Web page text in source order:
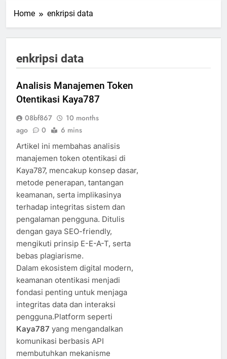
Home enkripsi data
enkripsi data
Analisis Manajemen Token
Otentikasi Kaya787
08bf867
10 months
ago
0 6 mins
Artikel ini membahas analisis
manajemen token otentikasi di
Kaya787, mencakup konsep dasar,
metode penerapan, tantangan
keamanan, serta implikasinya
terhadap integritas sistem dan
pengalaman pengguna. Ditulis
dengan gaya SEO-friendly,
mengikuti prinsip E-E-A-T, serta
bebas plagiarisme.
Dalam ekosistem digital modern,
keamanan otentikasi menjadi
fondasi penting untuk menjaga
integritas data dan interaksi
pengguna.Platform seperti
Kaya787 yang mengandalkan
komunikasi berbasis API
membutuhkan mekanisme